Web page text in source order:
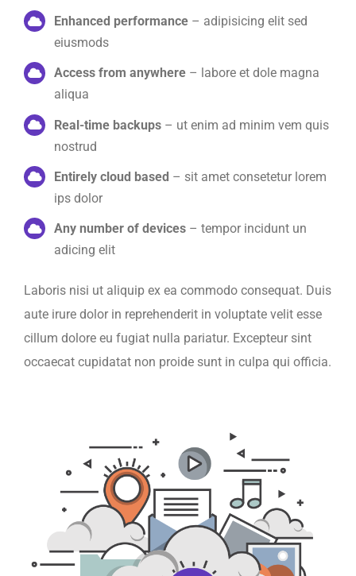
Enhanced performance – adipisicing elit sed
eiusmods
Access from anywhere – labore et dole magna
aliqua
Real-time backups – ut enim ad minim vem quis
nostrud
Entirely cloud based – sit amet consetetur lorem
ips dolor
Any number of devices – tempor incidunt un
adicing elit
Laboris nisi ut aliquip ex ea commodo consequat. Duis
aute irure dolor in reprehenderit in voluptate velit esse
cillum dolore eu fugiat nulla pariatur. Excepteur sint
occaecat cupidatat non proide sunt in culpa qui officia.